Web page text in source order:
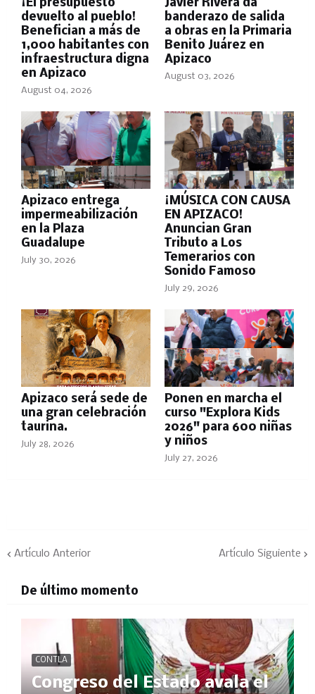
¡El presupuesto
devuelto al pueblo!
Benefician a más de
1,000 habitantes con
infraestructura digna
en Apizaco
August 04, 2026
Javier Rivera da
banderazo de salida
a obras en la Primaria
Benito Juárez en
Apizaco
August 03, 2026
Apizaco entrega
impermeabilización
en la Plaza
Guadalupe
July 30, 2026
¡MÚSICA CON CAUSA
EN APIZACO!
Anuncian Gran
Tributo a Los
Temerarios con
Sonido Famoso
July 29, 2026
Apizaco será sede de
una gran celebración
taurina.
July 28, 2026
Ponen en marcha el
curso "Explora Kids
2026" para 600 niñas
y niños
July 27, 2026
Artículo Anterior Artículo Siguiente
De último momento
CONTLA
Congreso del Estado avala el